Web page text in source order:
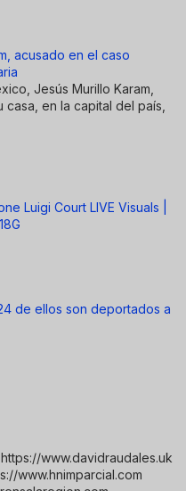
acusado en el caso
Jesús Murillo Karam,
en la capital del país,
Luigi Court LIVE Visuals |
de ellos son deportados a
www.davidraudales.uk
www.hnimparcial.com